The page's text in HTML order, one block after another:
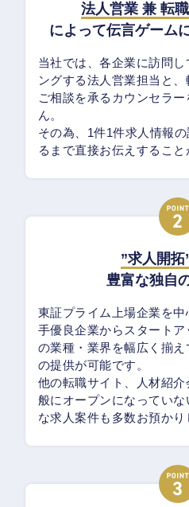
法人営業 兼 転
によって伝言ゲーム
当社では、各企業に訪問し
ングする法人営業担当と
ご相談を承るカウンセラ
ん。
その為、1件1件求人情報
るまで直接お伝えすること
”求人開拓
豊富な独自
東証プライム上場企業を
手優良企業からスタート
の業種・業界を幅広く揃
の提供が可能です。
他の転職サイト、人材紹
般にオープンになってい
な求人案件も多数お預かり